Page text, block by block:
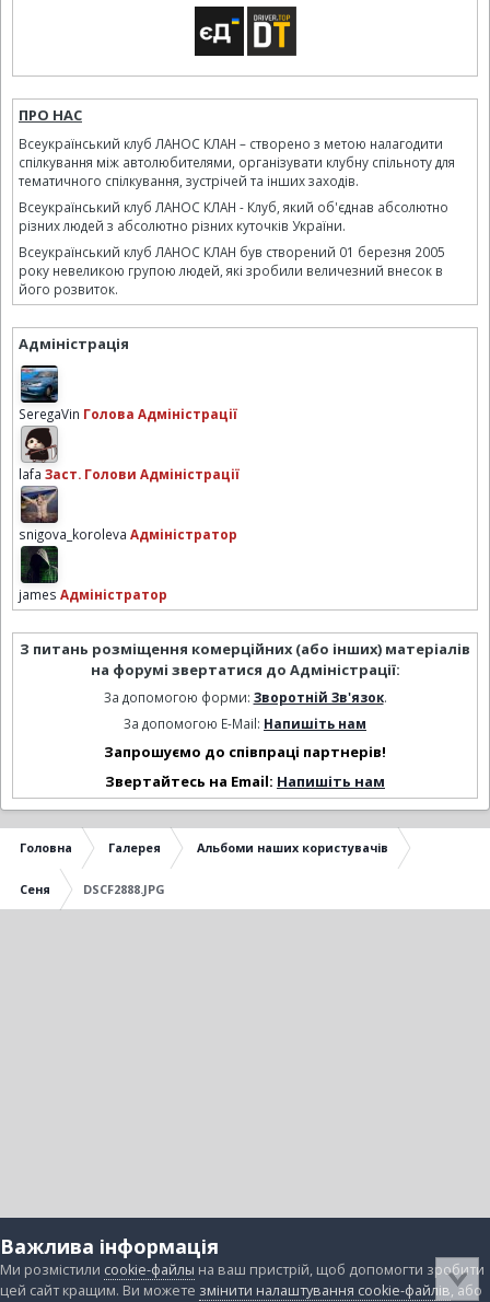
ПРО НАС
Всеукраїнський клуб ЛАНОС КЛАН – створено з метою налагодити
спілкування між автолюбителями, організувати клубну спільноту для
тематичного спілкування, зустрічей та інших заходів.
Всеукраїнський клуб ЛАНОС КЛАН - Клуб, який об'єднав абсолютно
різних людей з абсолютно різних куточків України.
Всеукраїнський клуб ЛАНОС КЛАН був створений 01 березня 2005
року невеликою групою людей, які зробили величезний внесок в
його розвиток.
Адміністрація
SeregaVin Голова Адміністрації
lafa Заст. Голови Адміністрації
snigova_koroleva Адміністратор
james Адміністратор
З питань розміщення комерційних (або інших) матеріалів
на форумі звертатися до Адміністрації:
За допомогою форми: Зворотній Зв'язок.
За допомогою E-Mail: Напишіть нам
Запрошуємо до співпраці партнерів!
Звертайтесь на Email: Напишіть нам
Головна Галерея Альбоми наших користувачів
Сеня DSCF2888.JPG
Важлива інформація
Ми розмістили cookie-файлы на ваш пристрій, щоб допомогти зробити
цей сайт кращим. Ви можете змінити налаштування cookie-файлів, або